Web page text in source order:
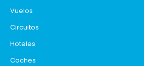
Vuelos
Circuitos
Hoteles
Coches